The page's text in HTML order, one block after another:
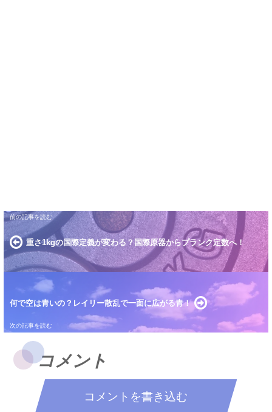
重さ1kgの国際定義が変わる？国際原器からプランク定数へ！
何で空は青いの？レイリー散乱で一面に広がる青！
コメント
コメントを書き込む